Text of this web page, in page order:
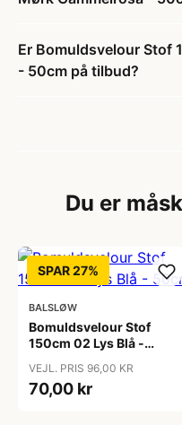
Er Bomuldsvelour Stof
- 50cm på tilbud?
Du er
SPAR 27%
BALSLØW
Bomuldsvelour Stof
150cm 02 Lys Blå -
VEJL. PRIS 96,00 KR
70,00 kr